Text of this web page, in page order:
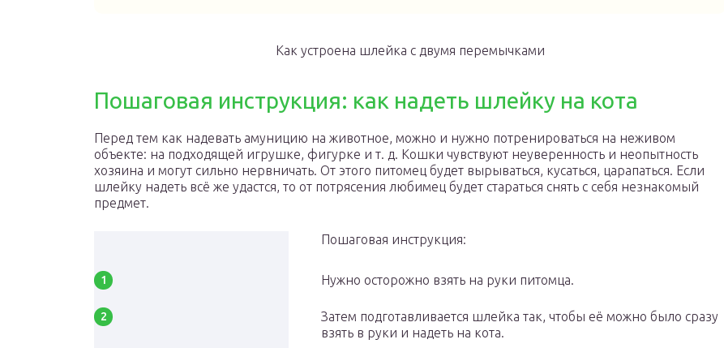
Как устроена шлейка с двумя перемычками
Пошаговая инструкция: как надеть шлейку на кота
Перед тем как надевать амуницию на животное, можно и нужно потренироваться на неживом
объекте: на подходящей игрушке, фигурке и т. д. Кошки чувствуют неуверенность и неопытность
хозяина и могут сильно нервничать. От этого питомец будет вырываться, кусаться, царапаться. Если
шлейку надеть всё же удастся, то от потрясения любимец будет стараться снять с себя незнакомый
предмет.
Пошаговая инструкция:
Нужно осторожно взять на руки питомца.
Затем подготавливается шлейка так, чтобы её можно было сразу
взять в руки и надеть на кота.